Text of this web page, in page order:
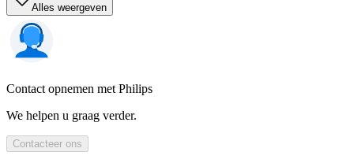
Alles weergeven
Contact opnemen met Philips
We helpen u graag verder.
Contacteer ons